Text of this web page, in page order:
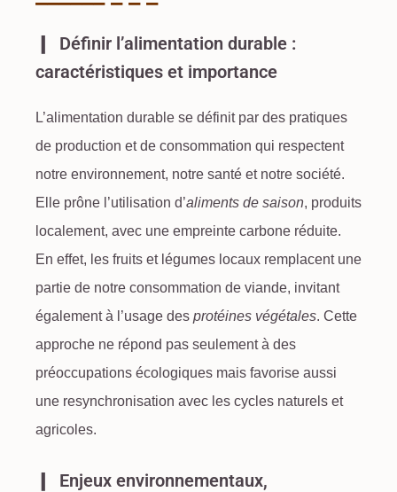
Définir l’alimentation durable :
caractéristiques et importance
L’alimentation durable se définit par des pratiques
de production et de consommation qui respectent
notre environnement, notre santé et notre société.
Elle prône l’utilisation d’aliments de saison, produits
localement, avec une empreinte carbone réduite.
En effet, les fruits et légumes locaux remplacent une
partie de notre consommation de viande, invitant
également à l’usage des protéines végétales. Cette
approche ne répond pas seulement à des
préoccupations écologiques mais favorise aussi
une resynchronisation avec les cycles naturels et
agricoles.
Enjeux environnementaux,